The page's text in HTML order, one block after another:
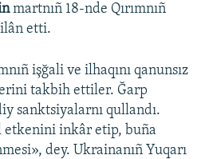
martnıñ 18-nde Qırımnıñ
ilân etti.
işğali ve ilhaqını qanunsız
takbih ettiler. Ğarp
sanktsiyalarnı qullandı.
etkenini inkâr etip, buña
dey. Ukrainanıñ Yuqarı